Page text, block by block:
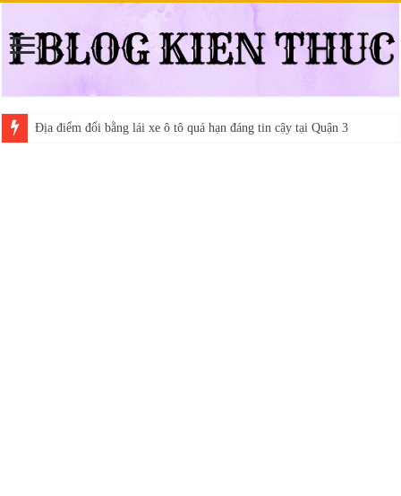
Địa điểm đổi bằng lái xe ô tô quá hạn đáng tin cậy tại Quận 3
Trung tâm nào học thi giấy phép lái xe hạng A (A2 cũ), A1 uy tín tại